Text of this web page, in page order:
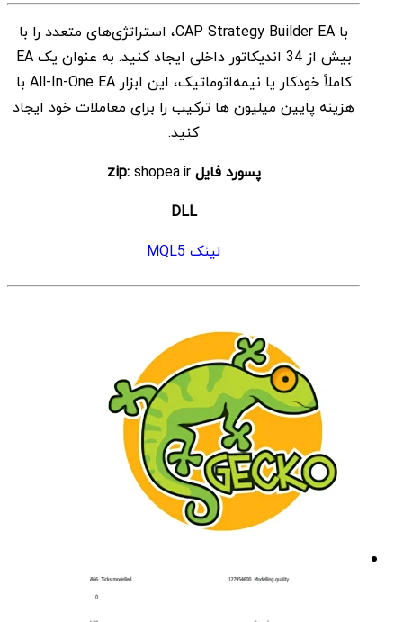
با CAP Strategy Builder EA، استراتژی‌های متعدد را با
بیش از 34 اندیکاتور داخلی ایجاد کنید. به عنوان یک EA
کاملاً خودکار یا نیمه‌اتوماتیک، این ابزار All-In-One EA با
هزینه پایین میلیون ها ترکیب را برای معاملات خود ایجاد
کنید.
پسورد فایل zip:shopea.ir
DLL
لینک MQL5